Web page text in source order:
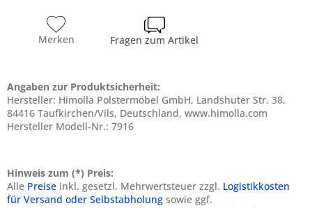
Merken Fragen zum Artikel
Angaben zur Produktsicherheit:
Hersteller: Himolla Polstermöbel GmbH, Landshuter Str. 38,
84416 Taufkirchen/Vils, Deutschland, www.himolla.com
Hersteller Modell-Nr.: 7916
Hinweis zum (*) Preis:
Alle Preise inkl. gesetzl. Mehrwertsteuer zzgl. Logistikkosten
für Versand oder Selbstabholung sowie ggf.